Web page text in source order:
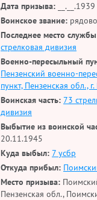
Дата призыва: __.__.1939
Воинское звание:
Последнее место
стрелковая дивизия
Военно-пересыльный
Пензенский военно-
пункт, Пензенская обл.,
Воинская часть: 73
дивизия
Выбытие из воинской
20.11.1945
Куда выбыл: 7 усбр
Откуда прибыл:
Место призыва:
Пензенская обл.,